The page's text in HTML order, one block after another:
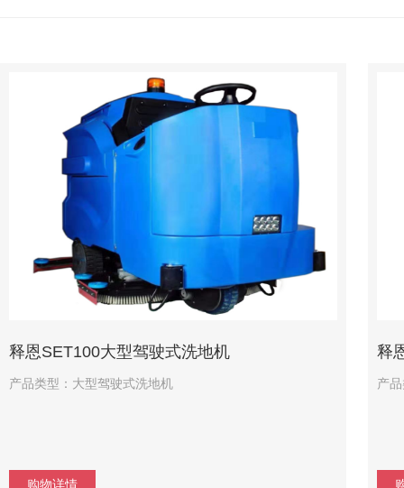
释恩SET100大型驾驶式洗地机
产品类型：大型驾驶式洗地机
购物详情
释
产